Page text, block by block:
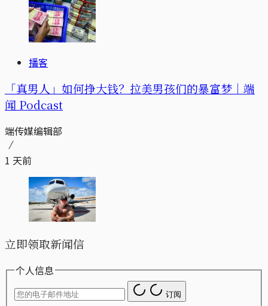
播客
「真男人」如何挣大钱？拉美男孩们的暴富梦｜端
闻 Podcast
端传媒编辑部
1 天前
立即领取新闻信
个人信息
订阅